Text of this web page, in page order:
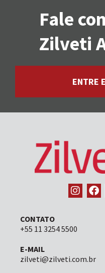
Fale
Zilveti
ENTRE
CONTATO
+55 11 3254 5500
E-MAIL
zilveti@zilveti.com.br